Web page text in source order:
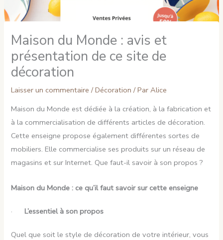
Maison du Monde : avis et
présentation de ce site de
décoration
Laisser un commentaire /Décoration / ParAlice
Maison du Monde est dédiée à la création, à la fabrication et
à la commercialisation de différents articles de décoration.
Cette enseigne propose également différentes sortes de
mobiliers. Elle commercialise ses produits sur un réseau de
magasins et sur Internet. Que faut-il savoir à son propos ?
Maison du Monde : ce qu’il faut savoir sur cette enseigne
·L’essentiel à son propos
Quel que soit le style de décoration de votre intérieur, vous